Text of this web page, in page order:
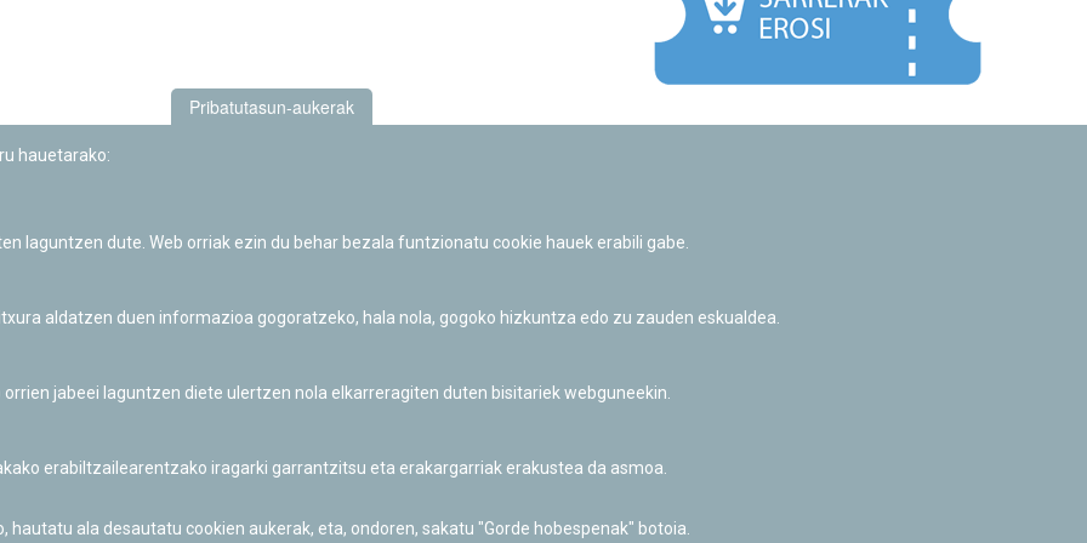
Informazio publikoa eskatzeko baimena
Pribatutasun-aukerak
hauetarako:
laguntzen dute. Web orriak ezin du behar bezala funtzionatu cookie hauek erabili gabe.
aldatzen duen informazioa gogoratzeko, hala nola, gogoko hizkuntza edo zu zauden eskualdea.
jabeei laguntzen diete ulertzen nola elkarreragiten duten bisitariek webguneekin.
erabiltzailearentzako iragarki garrantzitsu eta erakargarriak erakustea da asmoa.
ala desautatu cookien aukerak, eta, ondoren, sakatu "Gorde hobespenak" botoia.